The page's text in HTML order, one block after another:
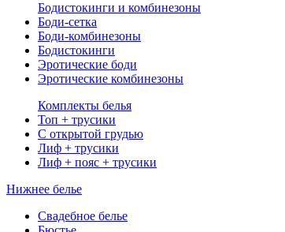
Бодистокинги и комбинезоны
Боди-сетка
Боди-комбинезоны
Бодистокинги
Эротические боди
Эротические комбинезоны
Комплекты белья
Топ + трусики
С открытой грудью
Лиф + трусики
Лиф + пояс + трусики
Нижнее белье
Свадебное белье